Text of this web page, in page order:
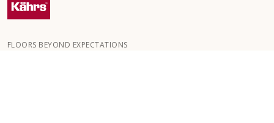
FLOORS BEYOND EXPECTATIONS